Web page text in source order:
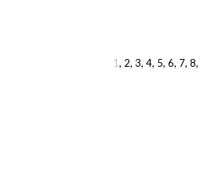
1 2 3 4 5 6 7 8